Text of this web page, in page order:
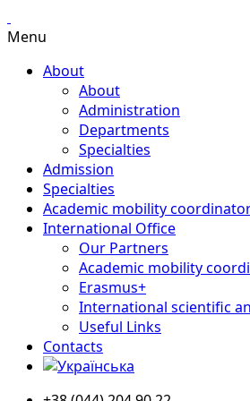
Menu
About
About
Administration
Departments
Specialties
Admission
Specialties
Academic mobility
International Office
Our Partners
Academic mobility
Erasmus+
International scientific
Useful Links
Contacts